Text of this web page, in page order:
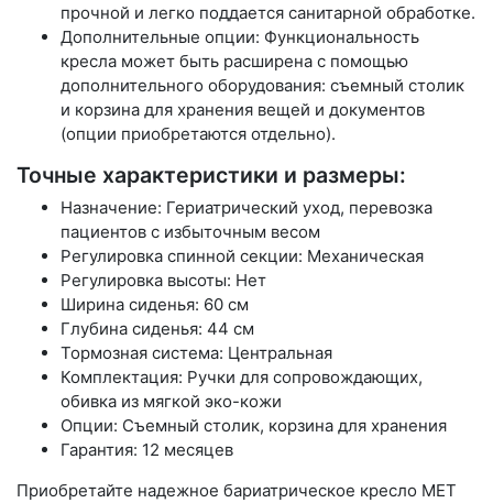
прочной и легко поддается санитарной обработке.
Дополнительные опции: Функциональность
кресла может быть расширена с помощью
дополнительного оборудования: съемный столик
и корзина для хранения вещей и документов
(опции приобретаются отдельно).
Точные характеристики и размеры:
Назначение: Гериатрический уход, перевозка
пациентов с избыточным весом
Регулировка спинной секции: Механическая
Регулировка высоты: Нет
Ширина сиденья: 60 см
Глубина сиденья: 44 см
Тормозная система: Центральная
Комплектация: Ручки для сопровождающих,
обивка из мягкой эко-кожи
Опции: Съемный столик, корзина для хранения
Гарантия: 12 месяцев
Приобретайте надежное бариатрическое кресло MET